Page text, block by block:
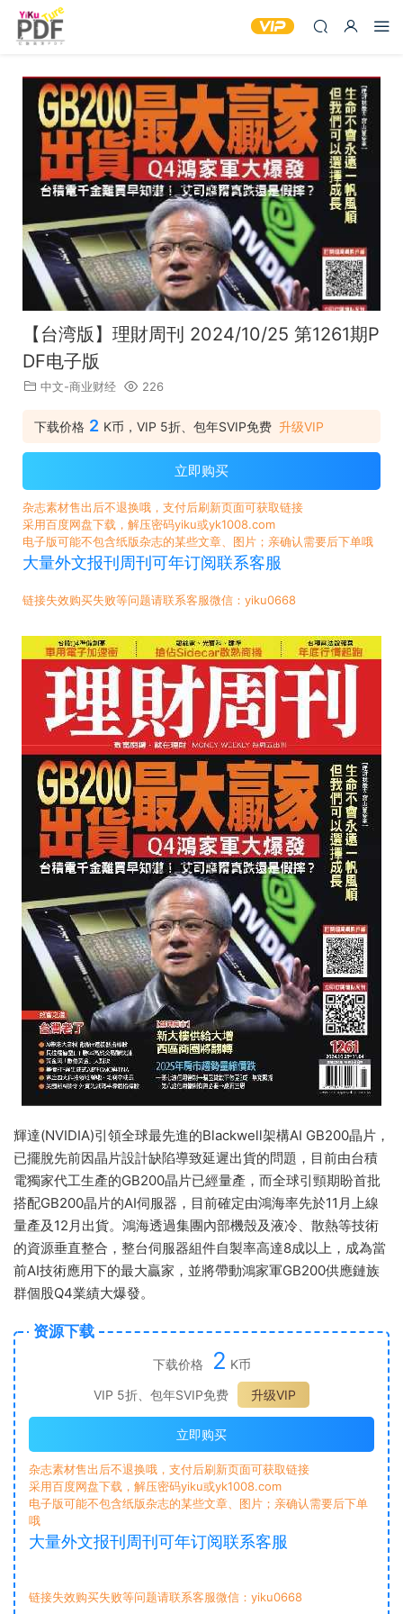
【台湾版】理財周刊 2024/10/25 第1261期P
DF电子版
中文-商业财经 226
下载价格 2 K币，VIP 5折、包年SVIP免费 升级VIP
立即购买
杂志素材售出后不退换哦，支付后刷新页面可获取链接
采用百度网盘下载，解压密码yiku或yk1008.com
电子版可能不包含纸版杂志的某些文章、图片；亲确认需要后下单哦
大量外文报刊周刊可年订阅联系客服
链接失效购买失败等问题请联系客服微信：yiku0668
輝達(NVIDIA)引領全球最先進的Blackwell架構AI GB200晶片，
已擺脫先前因晶片設計缺陷導致延遲出貨的問題，目前由台積
電獨家代工生產的GB200晶片已經量產，而全球引頸期盼首批
搭配GB200晶片的AI伺服器，目前確定由鴻海率先於11月上線
量產及12月出貨。鴻海透過集團內部機殼及液冷、散熱等技術
的資源垂直整合，整台伺服器組件自製率高達8成以上，成為當
前AI技術應用下的最大贏家，並將帶動鴻家軍GB200供應鏈族
群個股Q4業績大爆發。
资源下载
下载价格 2 K币
VIP 5折、包年SVIP免费
升级VIP
立即购买
杂志素材售出后不退换哦，支付后刷新页面可获取链接
采用百度网盘下载，解压密码yiku或yk1008.com
电子版可能不包含纸版杂志的某些文章、图片；亲确认需要后下单
哦
大量外文报刊周刊可年订阅联系客服
链接失效购买失败等问题请联系客服微信：yiku0668